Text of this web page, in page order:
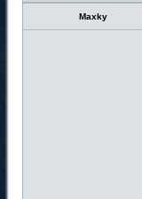
Maxky